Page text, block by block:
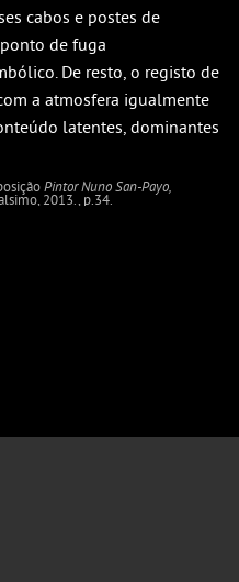
cabos e postes de
de fuga
De resto, o registo de
a atmosfera igualmente
latentes, dominantes
Pintor Nuno San-Payo,
2013., p.34.